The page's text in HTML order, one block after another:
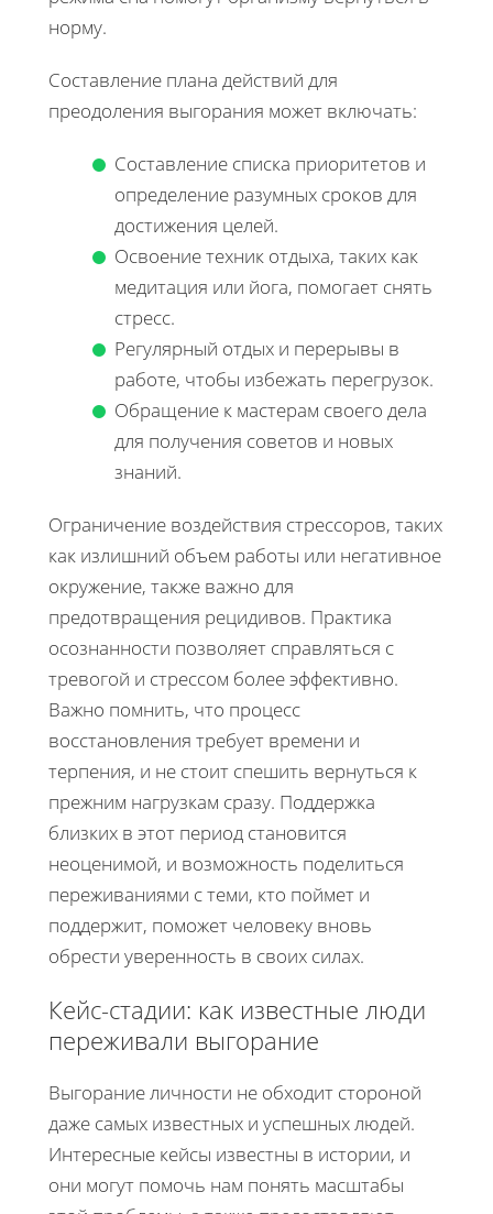
норму.
Составление плана действий для
преодоления выгорания может включать:
Составление списка приоритетов и
определение разумных сроков для
достижения целей.
Освоение техник отдыха, таких как
медитация или йога, помогает снять
стресс.
Регулярный отдых и перерывы в
работе, чтобы избежать перегрузок.
Обращение к мастерам своего дела
для получения советов и новых
знаний.
Ограничение воздействия стрессоров, таких
как излишний объем работы или негативное
окружение, также важно для
предотвращения рецидивов. Практика
осознанности позволяет справляться с
тревогой и стрессом более эффективно.
Важно помнить, что процесс
восстановления требует времени и
терпения, и не стоит спешить вернуться к
прежним нагрузкам сразу. Поддержка
близких в этот период становится
неоценимой, и возможность поделиться
переживаниями с теми, кто поймет и
поддержит, поможет человеку вновь
обрести уверенность в своих силах.
Кейс-стадии: как известные люди
переживали выгорание
Выгорание личности не обходит стороной
даже самых известных и успешных людей.
Интересные кейсы известны в истории, и
они могут помочь нам понять масштабы